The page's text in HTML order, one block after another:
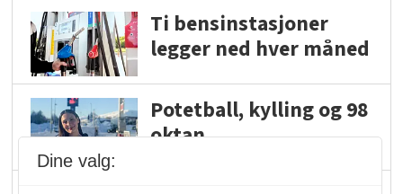
Ti bensinstasjoner
legger ned hver måned
Potetball, kylling og 98
oktan
Dine valg: